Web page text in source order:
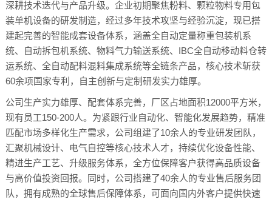
深耕技术迭代与产品升级。企业初期聚焦粉料、颗粒物料专用包
装单机设备的研发制造，经过多年技术攻坚与经验沉淀，现已搭
建起完善的智能成套设备体系，涵盖全自动定量称重包装机系
统、自动拆包机系统、物料气力输送系统、IBC全自动移动料仓转
运系统、全自动配料混料集成系统等全链条产品，核心技术斩获
60余项国家专利，自主创新与定制研发实力雄厚。
公司生产实力雄厚、配套体系完善，厂区占地面积12000平方米，
现有员工150-200人。为紧跟行业自动化、智能化发展趋势，精准
匹配市场多样化生产需求，公司组建了10余人的专业研发团队，
汇聚机械设计、电气自控等核心技术人才，持续优化设备性能、
精进生产工艺、升级服务体系，全方位保障客户获得高品质设备
与高价值投资回报。同时，公司搭建了40余人的专业售后服务团
队，拥有成熟的全球售后保障体系，可面向国内外客户提供快速